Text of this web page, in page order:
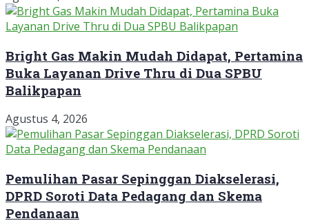
Bright Gas Makin Mudah Didapat, Pertamina
Buka Layanan Drive Thru di Dua SPBU
Balikpapan
Agustus 4, 2026
Pemulihan Pasar Sepinggan Diakselerasi,
DPRD Soroti Data Pedagang dan Skema
Pendanaan